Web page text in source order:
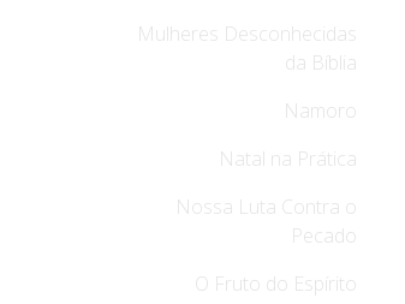
Mulheres Desconhecidas
da Bíblia
Namoro
Natal na Prática
Nossa Luta Contra o
Pecado
O Fruto do Espírito